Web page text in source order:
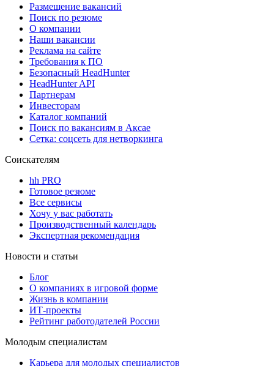
Размещение вакансий
Поиск по резюме
О компании
Наши вакансии
Реклама на сайте
Требования к ПО
Безопасный HeadHunter
HeadHunter API
Партнерам
Инвесторам
Каталог компаний
Поиск по вакансиям в Аксае
Сетка: соцсеть для нетворкинга
Соискателям
hh PRO
Готовое резюме
Все сервисы
Хочу у вас работать
Производственный календарь
Экспертная рекомендация
Новости и статьи
Блог
О компаниях в игровой форме
Жизнь в компании
ИТ-проекты
Рейтинг работодателей России
Молодым специалистам
Карьера для молодых специалистов